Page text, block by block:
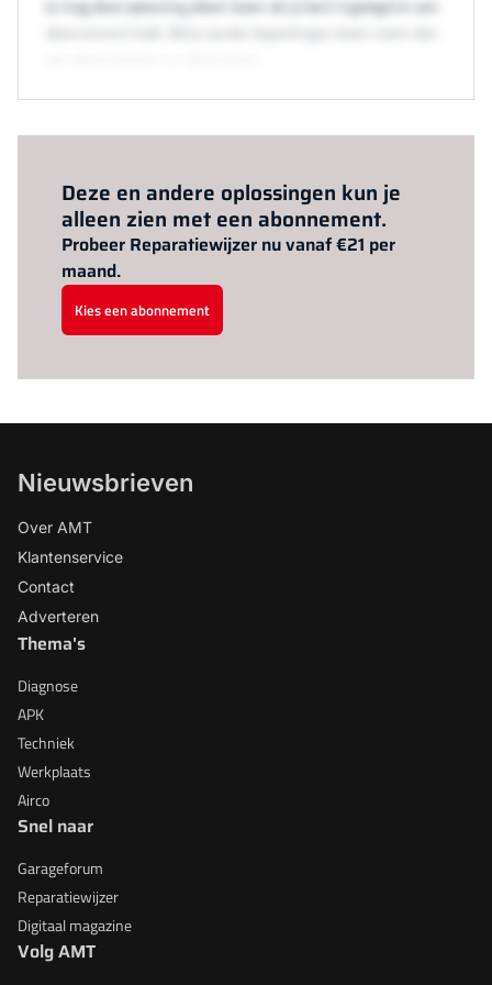
Je mag deze oplossing alleen lezen als je bent ingelogd en een
Deze en andere oplossingen kun je
alleen zien met een abonnement.
Probeer Reparatiewijzer nu vanaf €21 per
maand.
Kies een abonnement
Nieuwsbrieven
Over AMT
Klantenservice
Contact
Adverteren
Thema's
Diagnose
APK
Techniek
Werkplaats
Airco
Snel naar
Garageforum
Reparatiewijzer
Digitaal magazine
Volg AMT